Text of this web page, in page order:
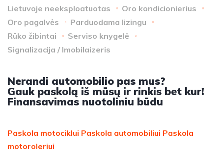
Lietuvoje neeksploatuotas
Oro kondicionierius
Oro pagalvės
Parduodama lizingu
Rūko žibintai
Serviso knygelė
Signalizacija / Imobilaizeris
Nerandi automobilio pas mus?
Gauk paskolą iš mūsų ir rinkis bet kur!
Finansavimas nuotoliniu būdu
Paskola motociklui Paskola automobiliui Paskola
motoroleriui